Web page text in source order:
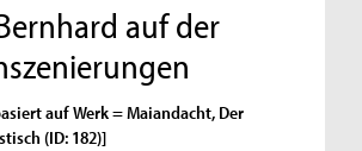
auf der
auf Werk = Maiandacht, Der
(ID: 182)]